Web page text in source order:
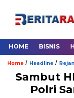
HOME BISNIS
Home / Headline /
Sambut
Polri